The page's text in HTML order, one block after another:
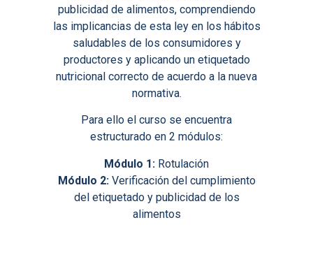
publicidad de alimentos, comprendiendo
las implicancias de esta ley en los hábitos
saludables de los consumidores y
productores y aplicando un etiquetado
nutricional correcto de acuerdo a la nueva
normativa.
Para ello el curso se encuentra
estructurado en 2 módulos:
Módulo 1: Rotulación
Módulo 2:Verificación del cumplimiento
del etiquetado y publicidad de los
alimentos